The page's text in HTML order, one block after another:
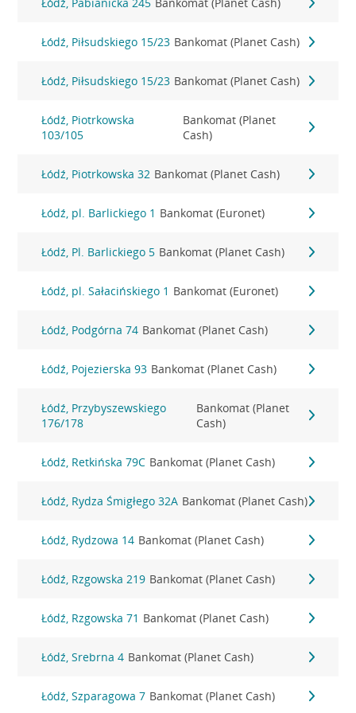
Łódź, Piłsudskiego 15/23 Bankomat (Planet Cash)
Łódź, Piłsudskiego 15/23 Bankomat (Planet Cash)
Łódź, Piotrkowska
103/105
Bankomat (Planet
Cash)
Łódź, Piotrkowska 32 Bankomat (Planet Cash)
Łódź, pl. Barlickiego 1 Bankomat (Euronet)
Łódź, Pl. Barlickiego 5 Bankomat (Planet Cash)
Łódź, pl. Sałacińskiego 1 Bankomat (Euronet)
Łódź, Podgórna 74 Bankomat (Planet Cash)
Łódź, Pojezierska 93 Bankomat (Planet Cash)
Łódź, Przybyszewskiego
176/178
Bankomat (Planet
Cash)
Łódź, Retkińska 79C Bankomat (Planet Cash)
Łódź, Rydza Śmigłego 32A Bankomat (Planet Cash)
Łódź, Rydzowa 14 Bankomat (Planet Cash)
Łódź, Rzgowska 219 Bankomat (Planet Cash)
Łódź, Rzgowska 71 Bankomat (Planet Cash)
Łódź, Srebrna 4 Bankomat (Planet Cash)
Łódź, Szparagowa 7 Bankomat (Planet Cash)